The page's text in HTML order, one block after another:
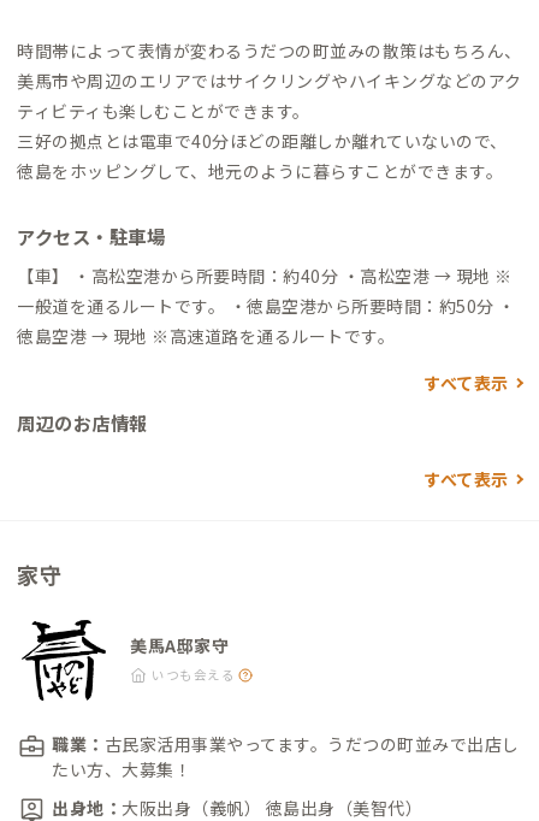
時間帯によって表情が変わるうだつの町並みの散策はもちろん、
美馬市や周辺のエリアではサイクリングやハイキングなどのアク
ティビティも楽しむことができます。
三好の拠点とは電車で40分ほどの距離しか離れていないので、
徳島をホッピングして、地元のように暮らすことができます。
アクセス・駐車場
【車】 ・高松空港から所要時間：約40分 ・高松空港 → 現地 ※
一般道を通るルートです。 ・徳島空港から所要時間：約50分 ・
徳島空港 → 現地 ※高速道路を通るルートです。
すべて表示
周辺のお店情報
すべて表示
家守
美馬A邸家守
いつも会える
職業： 古民家活用事業やってます。うだつの町並みで出店し
たい方、大募集！
出身地： 大阪出身（義帆） 徳島出身（美智代）